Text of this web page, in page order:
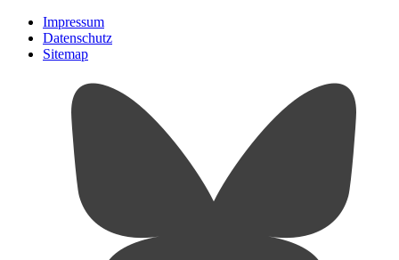
Impressum
Datenschutz
Sitemap